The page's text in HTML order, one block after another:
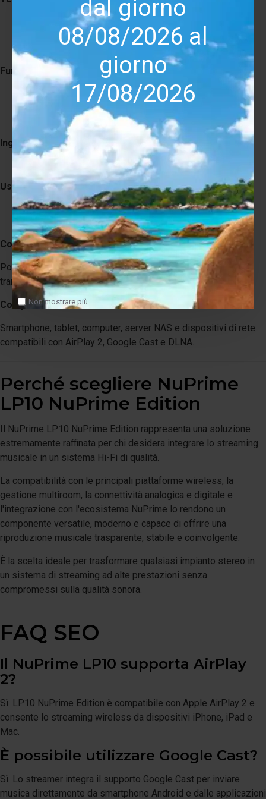
dal giorno
08/08/2026 al
giorno
17/08/2026
Non mostrare più.
Google Cast
DLNA
Funzioni
Streaming wireless
Riproduzione di rete
Ingressi
Uscite
Uscite analogiche
Uscita digitale ad alta risoluzione
Connessione proprietaria
Porta digitale NuPrime per trasporto dati e alimentazione
tramite singolo cavo
Compatibilità
Smartphone, tablet, computer, server NAS e dispositivi di rete
compatibili con AirPlay 2, Google Cast e DLNA.
Perché scegliere NuPrime
LP10 NuPrime Edition
Il NuPrime LP10 NuPrime Edition rappresenta una soluzione
estremamente raffinata per chi desidera integrare lo streaming
musicale in un sistema Hi-Fi di qualità.
La compatibilità con le principali piattaforme wireless, la
gestione multiroom, la connettività analogica e digitale e
l'integrazione con l'ecosistema NuPrime lo rendono un
componente versatile, moderno e capace di offrire una
riproduzione musicale trasparente, stabile e coinvolgente.
È la scelta ideale per trasformare qualsiasi impianto stereo in
un sistema di streaming ad alte prestazioni senza
compromessi sulla qualità sonora.
FAQ SEO
Il NuPrime LP10 supporta AirPlay
2?
Sì. LP10 NuPrime Edition è compatibile con Apple AirPlay 2 e
consente lo streaming wireless da dispositivi iPhone, iPad e
Mac.
È possibile utilizzare Google Cast?
Sì. Lo streamer integra il supporto Google Cast per inviare
musica direttamente da smartphone Android e dalle applicazioni